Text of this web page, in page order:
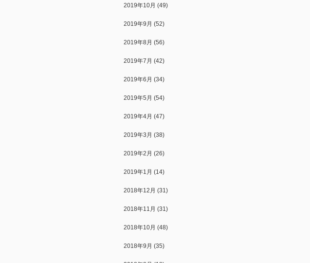
2019年10月 (49)
2019年9月 (52)
2019年8月 (56)
2019年7月 (42)
2019年6月 (34)
2019年5月 (54)
2019年4月 (47)
2019年3月 (38)
2019年2月 (26)
2019年1月 (14)
2018年12月 (31)
2018年11月 (31)
2018年10月 (48)
2018年9月 (35)